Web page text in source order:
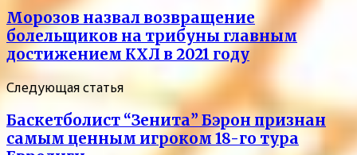
Морозов назвал возвращение
болельщиков на трибуны главным
достижением КХЛ в 2021 году
Следующая статья
Баскетболист “Зенита” Бэрон признан
самым ценным игроком 18-го тура